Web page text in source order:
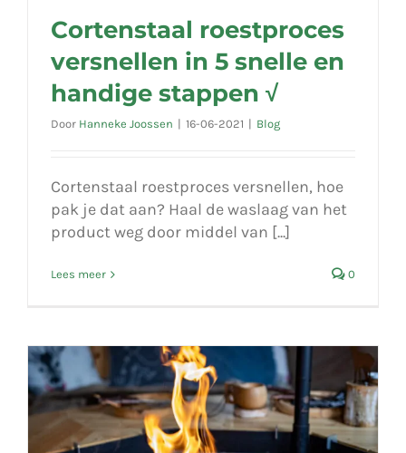
Cortenstaal roestproces
versnellen in 5 snelle en
handige stappen √
Door Hanneke Joossen | 16-06-2021 | Blog
Cortenstaal roestproces versnellen, hoe
pak je dat aan? Haal de waslaag van het
product weg door middel van [...]
Lees meer 0